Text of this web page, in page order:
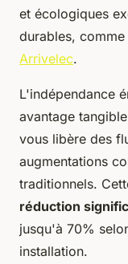
et écologiques
durables,
Arrivelec.
L'indépendance
avantage
vous libère des
augmentations
traditionnels.
réduction
jusqu'à 70%
installation.